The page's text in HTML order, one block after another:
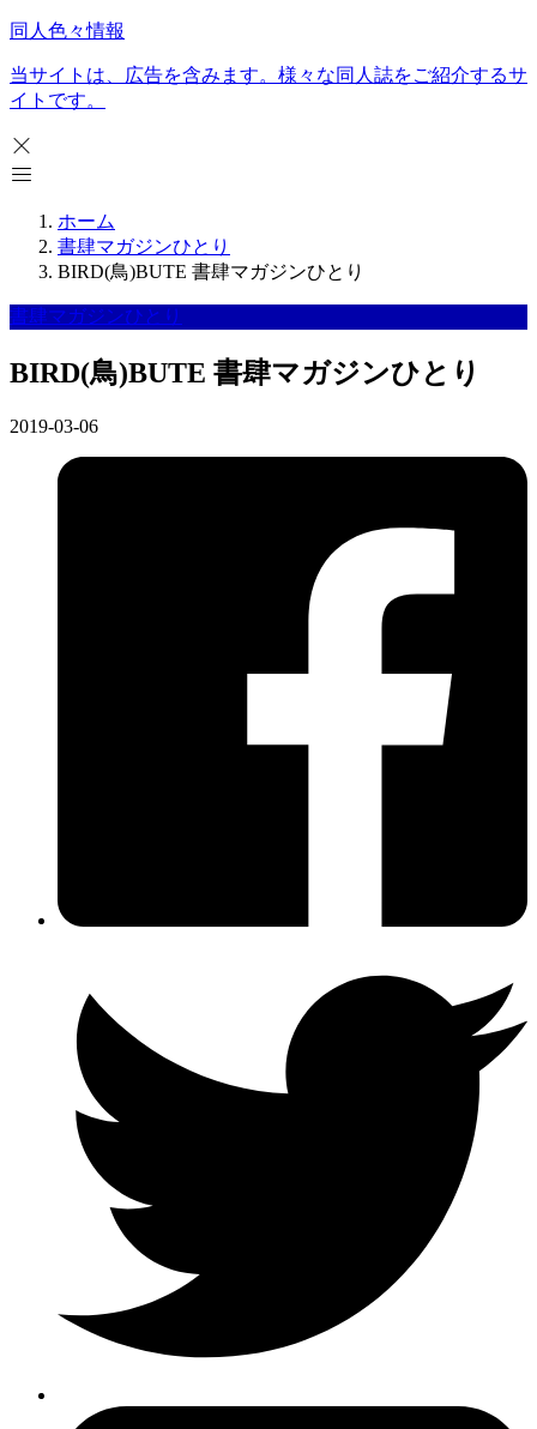
同人色々情報
当サイトは、広告を含みます。様々な同人誌をご紹介するサ
イトです。
ホーム
書肆マガジンひとり
BIRD(鳥)BUTE 書肆マガジンひとり
書肆マガジンひとり
BIRD(鳥)BUTE 書肆マガジンひとり
2019-03-06